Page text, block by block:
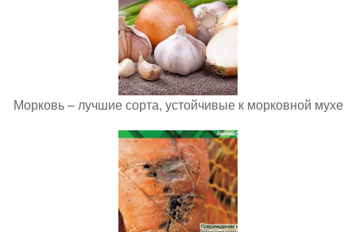
Морковь – лучшие сорта, устойчивые к морковной мухе